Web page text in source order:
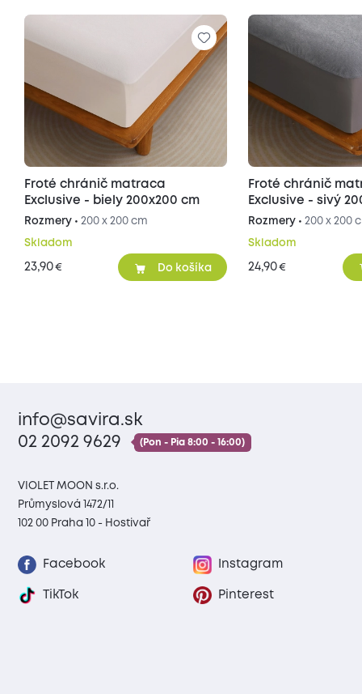
Froté chránič matraca
Exclusive - biely 200x200 cm
Rozmery • 200 x 200 cm
Skladom
23,90€ Do košíka
Froté chránič matraca
Exclusive -
Rozmery •200 x 200
Skladom
24,90€
info@savira.sk
02 2092 9629
(Pon - Pia 8:00 - 16:00)
VIOLET MOON s.r.o.
Průmyslová 1472/11
102 00 Praha 10 - Hostivař
Facebook Instagram
TikTok Pinterest